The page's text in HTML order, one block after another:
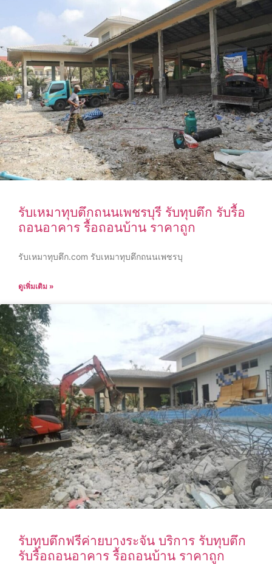
รับเหมาทุบตึกถนนเพชรบุรี รับทุบตึก รับรื้อ
ถอนอาคาร รื้อถอนบ้าน ราคาถูก
รับเหมาทุบตึก.com รับเหมาทุบตึกถนนเพชรบุ
ดูเพิ่มเติม »
รับทุบตึกฟรีค่ายบางระจัน บริการ รับทุบตึก
รับรื้อถอนอาคาร รื้อถอนบ้าน ราคาถูก